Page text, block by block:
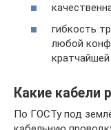
гибкость
любой
Какие кабели
По ГОСТу под